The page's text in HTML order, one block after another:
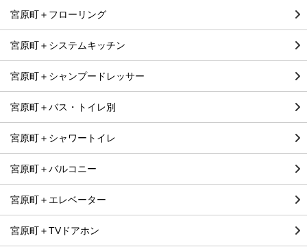
宮原町＋フローリング
宮原町＋システムキッチン
宮原町＋シャンプードレッサー
宮原町＋バス・トイレ別
宮原町＋シャワートイレ
宮原町＋バルコニー
宮原町＋エレベーター
宮原町＋TVドアホン